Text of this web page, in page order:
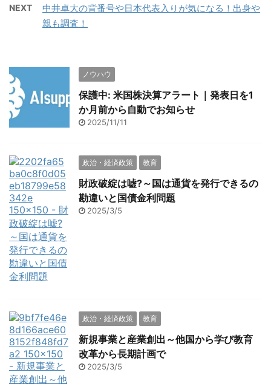
NEXT
中井卓大の背番号や日本代表入りが気になる！出身や
親も調査！
ノウハウ
保護中: 米国株決算アラート｜発表日を1
か月前から自動でお知らせ
2025/11/11
政治・経済政策 教育
財政破綻は嘘?～国は通貨を発行できるの
勘違いと国債金利問題
2025/3/5
政治・経済政策 教育
新規事業と産業創出～他国から学び教育
改革から長期計画で
2025/3/5